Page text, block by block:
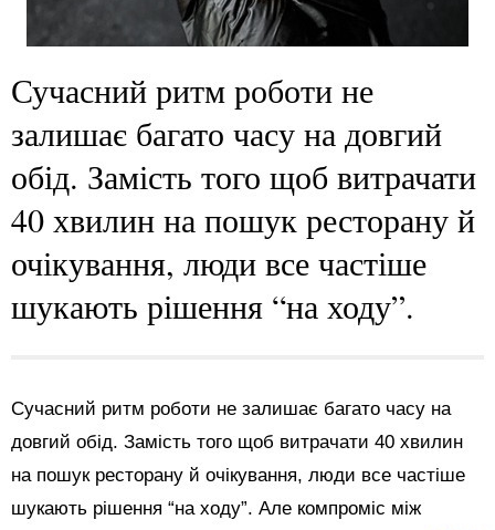
Сучасний ритм роботи не
залишає багато часу на довгий
обід. Замість того щоб витрачати
40 хвилин на пошук ресторану й
очікування, люди все частіше
шукають рішення “на ходу”.
Сучасний ритм роботи не залишає багато часу на
довгий обід. Замість того щоб витрачати 40 хвилин
на пошук ресторану й очікування, люди все частіше
шукають рішення “на ходу”. Але компроміс між